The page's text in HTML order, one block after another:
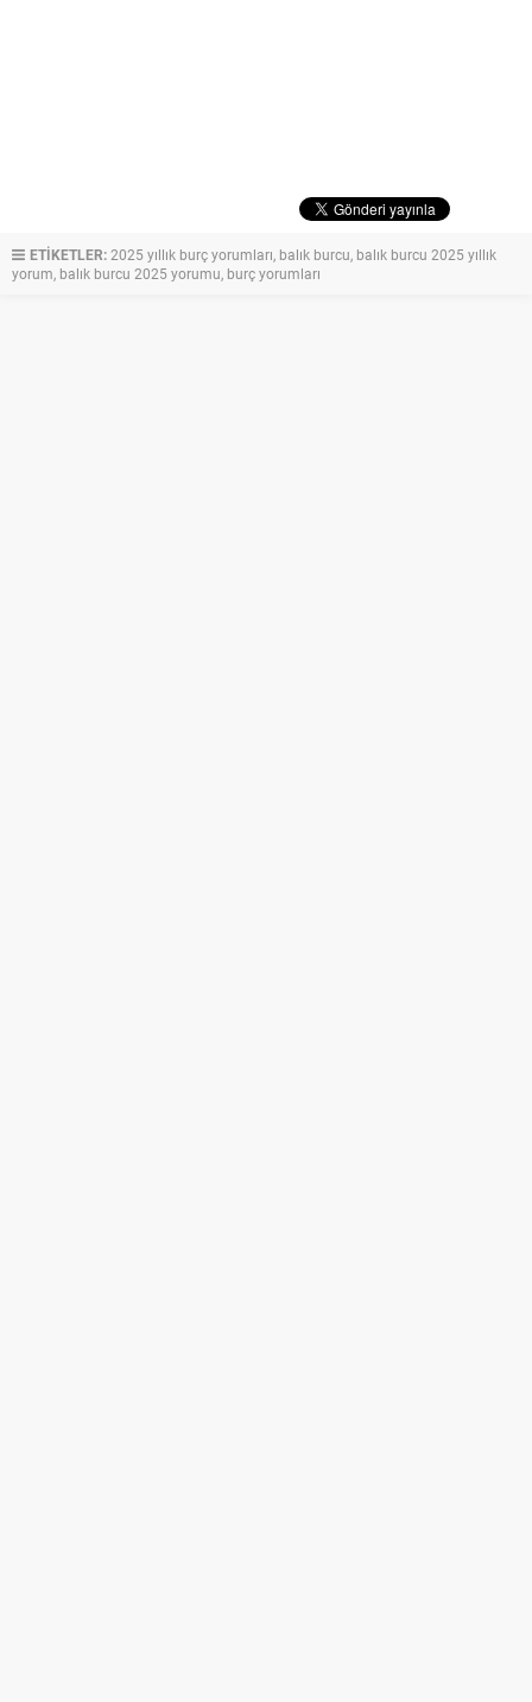
ETİKETLER:2025 yıllık burç yorumları, balık burcu, balık burcu 2025 yıllık
yorum, balık burcu 2025 yorumu, burç yorumları